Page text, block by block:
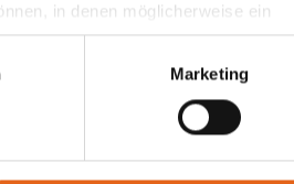
in denen möglicherweise ein
Ihrer Daten in
getroffen werden.
Marketing
Landlebens
Martin
und